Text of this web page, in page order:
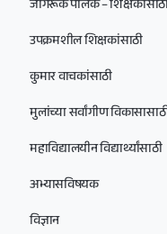
जागरूक पालक –
उपक्रमशील शिक्षकांसाठी
कुमार वाचकांसाठी
मुलांच्या सर्वांगीण
महाविद्यालयीन विद्यार्थ्यांसाठी
अभ्यासविषयक
विज्ञान